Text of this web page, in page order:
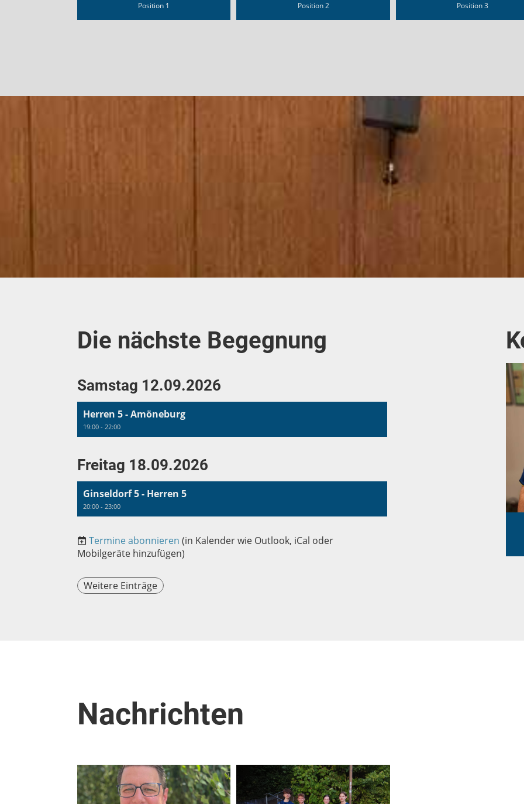
Position 1 Position 2 Position 3
Die nächste Begegnung
Samstag 12.09.2026
Herren 5 - Amöneburg
19:00 - 22:00
Freitag 18.09.2026
Ginseldorf 5 - Herren 5
20:00 - 23:00
Termine abonnieren (in Kalender wie Outlook, iCal oder
Mobilgeräte hinzufügen)
Weitere Einträge
Nachrichten